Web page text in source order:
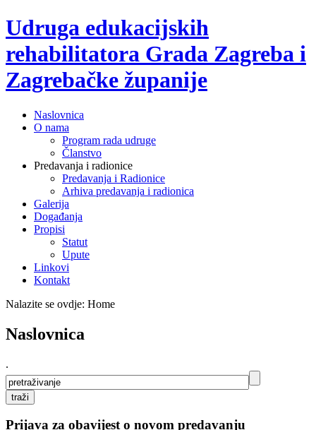
Udruga edukacijskih
rehabilitatora Grada Zagreba i
Zagrebačke županije
Naslovnica
O nama
Program rada udruge
Članstvo
Predavanja i radionice
Predavanja i Radionice
Arhiva predavanja i radionica
Galerija
Događanja
Propisi
Statut
Upute
Linkovi
Kontakt
Nalazite se ovdje: Home
Naslovnica
.
Prijava za obavijest o novom predavanju